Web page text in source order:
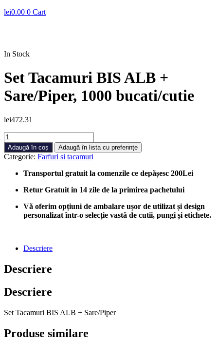
lei0.00 0 Cart
In Stock
Set Tacamuri BIS ALB +
Sare/Piper, 1000 bucati/cutie
lei472.31
Cantitate
Set
Tacamuri
BIS
ALB
Sare/Piper,
bucati/cutie
Adaugă în coș Adaugă în lista cu preferințe
Categorie: Farfuri si tacamuri
Transportul gratuit la comenzile ce depășesc 200Lei
Retur Gratuit in 14 zile de la primirea pachetului
Vă oferim opțiuni de ambalare ușor de utilizat și design
personalizat într-o selecție vastă de cutii, pungi și etichete.
Descriere
Descriere
Descriere
Set Tacamuri BIS ALB + Sare/Piper
Produse similare